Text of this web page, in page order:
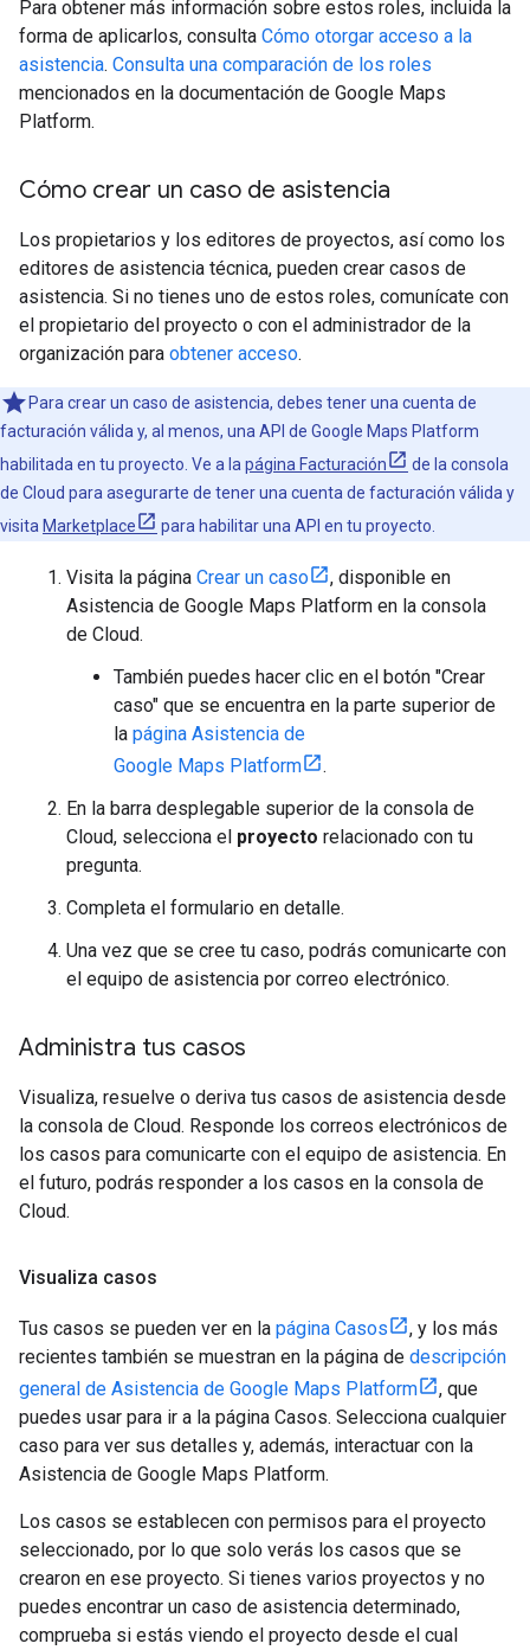
Para obtener más información sobre estos roles, incluida la
forma de aplicarlos, consulta Cómo otorgar acceso a la
asistencia. Consulta una comparación de los roles
mencionados en la documentación de Google Maps
Platform.
Cómo crear un caso de asistencia
Los propietarios y los editores de proyectos, así como los
editores de asistencia técnica, pueden crear casos de
asistencia. Si no tienes uno de estos roles, comunícate con
el propietario del proyecto o con el administrador de la
organización para obtener acceso.
Para crear un caso de asistencia, debes tener una cuenta de
facturación válida y, al menos, una API de Google Maps Platform
habilitada en tu proyecto. Ve a la página Facturación
de la consola
de Cloud para asegurarte de tener una cuenta de facturación válida y
visita Marketplace para habilitar una API en tu proyecto.
Visita la página Crear un caso
, disponible en
Asistencia de Google Maps Platform en la consola
de Cloud.
También puedes hacer clic en el botón "Crear
caso" que se encuentra en la parte superior de
la página Asistencia de
Google Maps Platform
.
En la barra desplegable superior de la consola de
Cloud, selecciona el proyecto relacionado con tu
pregunta.
Completa el formulario en detalle.
Una vez que se cree tu caso, podrás comunicarte con
el equipo de asistencia por correo electrónico.
Administra tus casos
Visualiza, resuelve o deriva tus casos de asistencia desde
la consola de Cloud. Responde los correos electrónicos de
los casos para comunicarte con el equipo de asistencia. En
el futuro, podrás responder a los casos en la consola de
Cloud.
Visualiza casos
Tus casos se pueden ver en la página Casos
, y los más
recientes también se muestran en la página de descripción
general de Asistencia de Google Maps Platform
, que
puedes usar para ir a la página Casos. Selecciona cualquier
caso para ver sus detalles y, además, interactuar con la
Asistencia de Google Maps Platform.
Los casos se establecen con permisos para el proyecto
seleccionado, por lo que solo verás los casos que se
crearon en ese proyecto. Si tienes varios proyectos y no
puedes encontrar un caso de asistencia determinado,
comprueba si estás viendo el proyecto desde el cual